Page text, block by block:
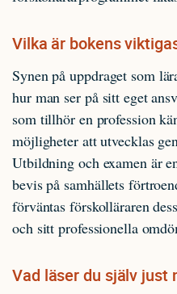
Vilka är bokens
Synen på uppdraget som
hur man ser på sitt eget
som tillhör en profession
möjligheter att utvecklas
Utbildning och examen är
bevis på samhällets
förväntas förskolläraren
och sitt professionella
Vad läser du själv just